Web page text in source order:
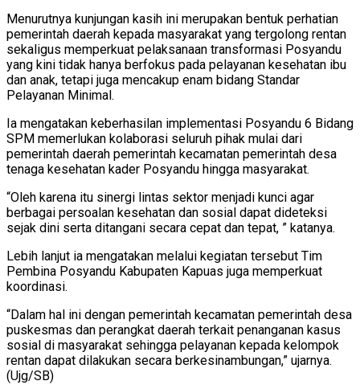
Menurutnya kunjungan kasih ini merupakan bentuk perhatian
pemerintah daerah kepada masyarakat yang tergolong rentan
sekaligus memperkuat pelaksanaan transformasi Posyandu
yang kini tidak hanya berfokus pada pelayanan kesehatan ibu
dan anak, tetapi juga mencakup enam bidang Standar
Pelayanan Minimal.
Ia mengatakan keberhasilan implementasi Posyandu 6 Bidang
SPM memerlukan kolaborasi seluruh pihak mulai dari
pemerintah daerah pemerintah kecamatan pemerintah desa
tenaga kesehatan kader Posyandu hingga masyarakat.
“Oleh karena itu sinergi lintas sektor menjadi kunci agar
berbagai persoalan kesehatan dan sosial dapat dideteksi
sejak dini serta ditangani secara cepat dan tepat, ” katanya.
Lebih lanjut ia mengatakan melalui kegiatan tersebut Tim
Pembina Posyandu Kabupaten Kapuas juga memperkuat
koordinasi.
“Dalam hal ini dengan pemerintah kecamatan pemerintah desa
puskesmas dan perangkat daerah terkait penanganan kasus
sosial di masyarakat sehingga pelayanan kepada kelompok
rentan dapat dilakukan secara berkesinambungan,” ujarnya.
(Ujg/SB)